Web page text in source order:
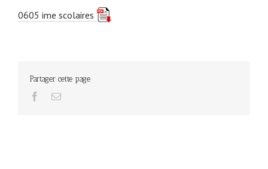
0605 ime scolaires
Partager cette page